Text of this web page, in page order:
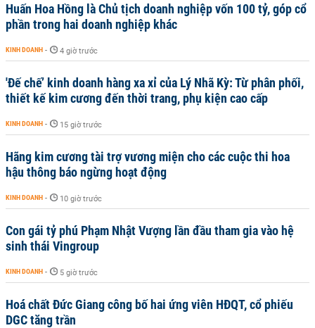
Huấn Hoa Hồng là Chủ tịch doanh nghiệp vốn 100 tỷ, góp cổ
phần trong hai doanh nghiệp khác
KINH DOANH - 4 giờ trước
'Đế chế’ kinh doanh hàng xa xỉ của Lý Nhã Kỳ: Từ phân phối,
thiết kế kim cương đến thời trang, phụ kiện cao cấp
KINH DOANH - 15 giờ trước
Hãng kim cương tài trợ vương miện cho các cuộc thi hoa
hậu thông báo ngừng hoạt động
KINH DOANH - 10 giờ trước
Con gái tỷ phú Phạm Nhật Vượng lần đầu tham gia vào hệ
sinh thái Vingroup
KINH DOANH - 5 giờ trước
Hoá chất Đức Giang công bố hai ứng viên HĐQT, cổ phiếu
DGC tăng trần